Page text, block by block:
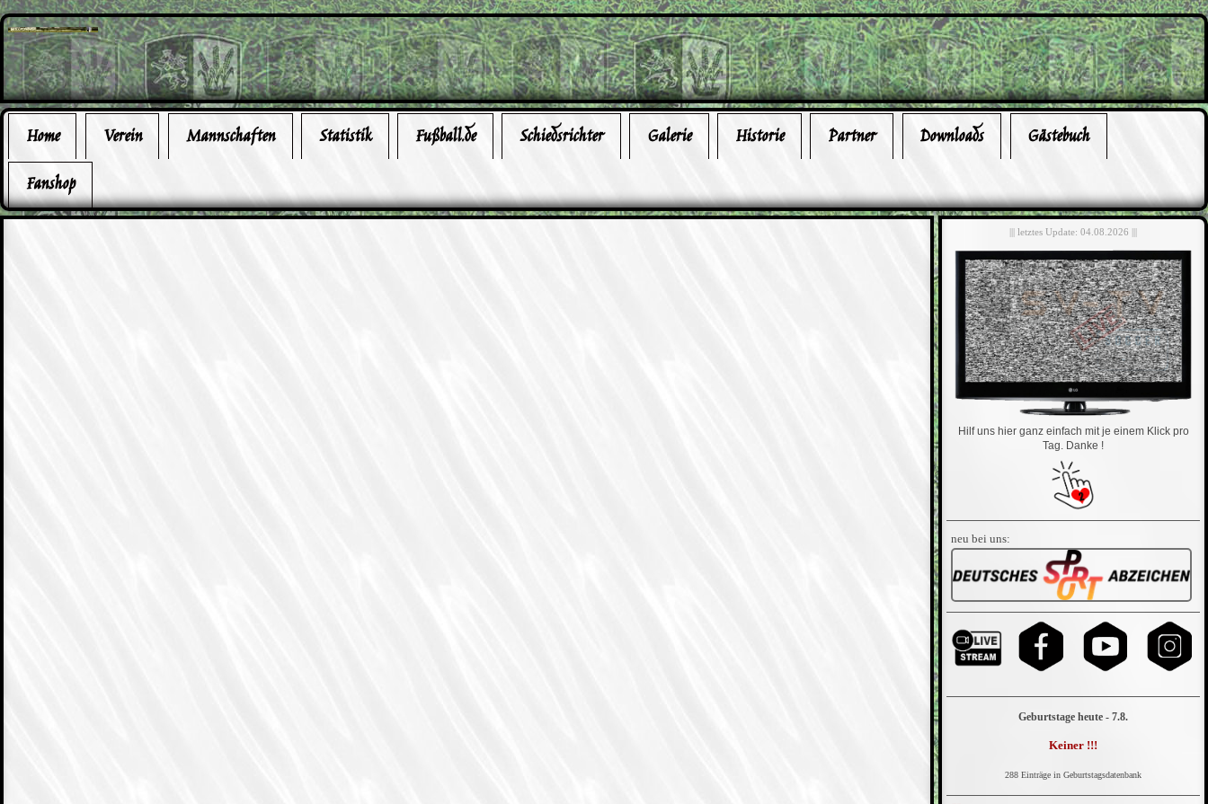
Home Verein Mannschaften Statistik Fußball.de Schiedsrichter Galerie Historie Partner Downloads
Gästebuch
Fanshop
||| letztes Update: 04.08.2026 |||
Hilf uns hier ganz einfach mit je einem Klick pro
Tag. Danke !
neu bei uns:
Geburtstage heute - 7.8.
Keiner !!!
288 Einträge in Geburtstagsdatenbank